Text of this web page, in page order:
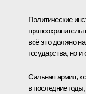
Политические
всё это должно
государства, но и
Сильная армия,
в последние